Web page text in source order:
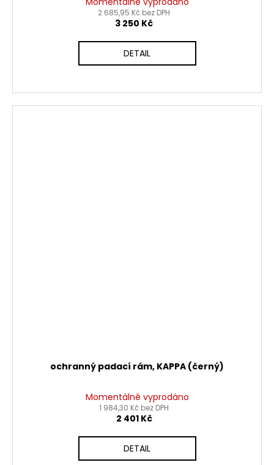
2 685,95 Kč bez DPH
3 250 Kč
DETAIL
ochranný padací rám, KAPPA (černý)
Momentálně vyprodáno
1 984,30 Kč bez DPH
2 401 Kč
DETAIL